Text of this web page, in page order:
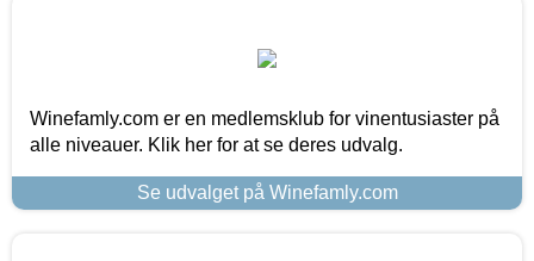
Winefamly.com er en medlemsklub for vinentusiaster på
alle niveauer. Klik her for at se deres udvalg.
Se udvalget på Winefamly.com